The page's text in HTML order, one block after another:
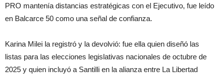
PRO mantenía distancias estratégicas con el Ejecutivo, fue leído
en Balcarce 50 como una señal de confianza.
Karina Milei la registró y la devolvió: fue ella quien diseñó las
listas para las elecciones legislativas nacionales de octubre de
2025 y quien incluyó a Santilli en la alianza entre La Libertad